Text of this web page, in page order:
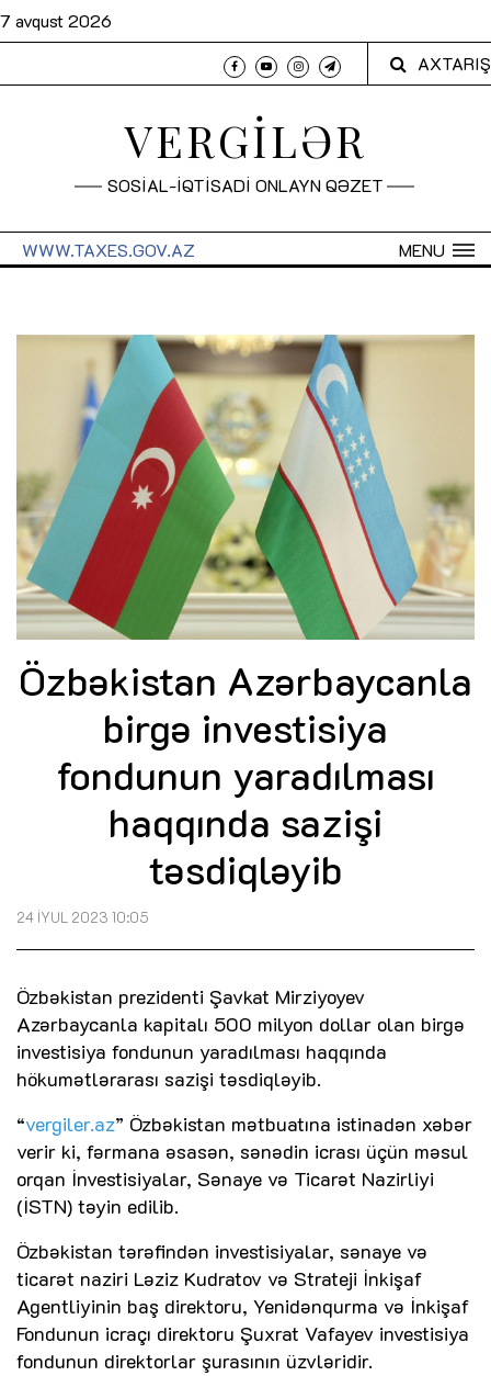
7 avqust 2026
AXTARIŞ
VERGİLƏR
SOSİAL-İQTİSADİ ONLAYN QƏZET
MENU
WWW.TAXES.GOV.AZ
Özbəkistan Azərbaycanla
birgə investisiya
fondunun yaradılması
haqqında sazişi
təsdiqləyib
24 İYUL 2023 10:05
Özbəkistan prezidenti Şavkat Mirziyoyev
Azərbaycanla kapitalı 500 milyon dollar olan birgə
investisiya fondunun yaradılması haqqında
hökumətlərarası sazişi təsdiqləyib.
“vergiler.az” Özbəkistan mətbuatına istinadən xəbər
verir ki, fərmana əsasən, sənədin icrası üçün məsul
orqan İnvestisiyalar, Sənaye və Ticarət Nazirliyi
(İSTN) təyin edilib.
Özbəkistan tərəfindən investisiyalar, sənaye və
ticarət naziri Ləziz Kudratov və Strateji İnkişaf
Agentliyinin baş direktoru, Yenidənqurma və İnkişaf
Fondunun icraçı direktoru Şuxrat Vafayev investisiya
fondunun direktorlar şurasının üzvləridir.